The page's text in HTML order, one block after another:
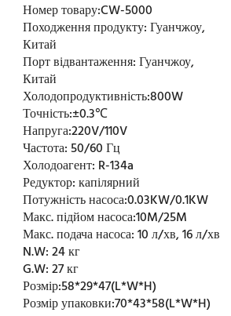
Номер товару:CW-5000
Походження продукту:Гуанчжоу,
Китай
Порт відвантаження:Гуанчжоу,
Китай
Холодопродуктивність:800W
Точність:±0.3℃
Напруга:220V/110V
Частота:50/60 Гц
Холодоагент: R-134a
Редуктор:капілярний
Потужність насоса:0.03KW/0.1KW
Макс. підйом насоса:10M/25M
Макс. подача насоса:10 л/хв, 16 л/хв
N.W:24 кг
G.W:27 кг
Розмір:58*29*47(L*W*H)
Розмір упаковки:70*43*58(L*W*H)